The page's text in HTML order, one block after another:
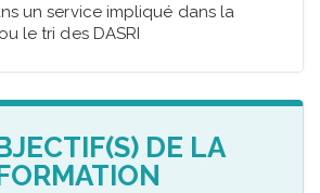
un service impliqué dans la
le tri des DASRI
DE LA